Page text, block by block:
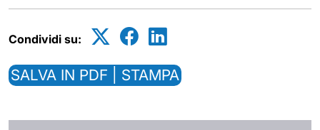
Condividi su:
SALVA IN PDF | STAMPA